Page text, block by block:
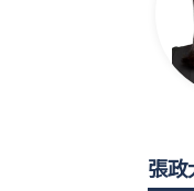
張